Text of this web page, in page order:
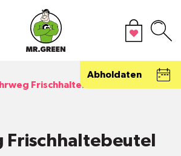
Abholdaten
Frischhaltebeutel
Frischhaltebeutel